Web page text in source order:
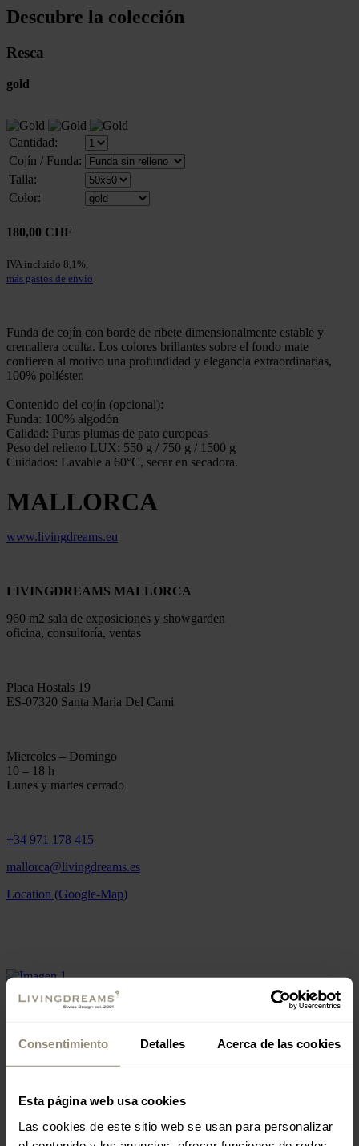
Consentimiento Detalles Acerca de las cookies
Esta página web usa cookies
Las cookies de este sitio web se usan para personalizar
Descubre la colección
Resca
gold
Cantidad:
Cojín / Funda:
Talla:
Color:
180,00 CHF
IVA incluido 8,1%,
más gastos de envío
Funda de cojín con borde de ribete dimensionalmente estable y
cremallera oculta. Los colores brillantes sobre el fondo mate
confieren al motivo una profundidad y elegancia extraordinarias,
100% poliéster.
Contenido del cojín (opcional):
Funda: 100% algodón
Calidad: Puras plumas de pato europeas
Peso del relleno LUX: 550 g / 750 g / 1500 g
Cuidados: Lavable a 60°C, secar en secadora.
MALLORCA
www.livingdreams.eu
LIVINGDREAMS MALLORCA
960 m2 sala de exposiciones y showgarden
oficina, consultoría, ventas
Placa Hostals 19
ES-07320 Santa Maria Del Cami
Miercoles – Domingo
10 – 18 h
Lunes y martes cerrado
+34 971 178 415
mallorca@livingdreams.es
Location (Google-Map)
www.livingdreams.ch